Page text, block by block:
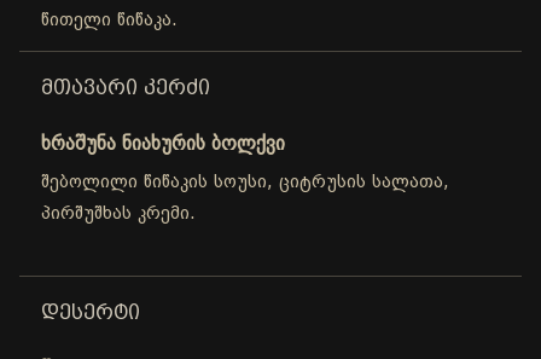
წითელი წიწაკა.
ᲛᲗᲐᲕᲐᲠᲘ ᲙᲔᲠᲫᲘ
ხრაშუნა ნიახურის ბოლქვი
შებოლილი წიწაკის სოუსი, ციტრუსის სალათა,
პირშუშხას კრემი.
ᲓᲔᲡᲔᲠᲢᲘ